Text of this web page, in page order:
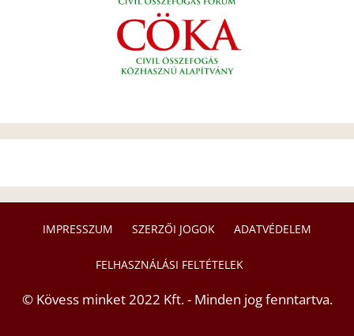
IMPRESSZUM SZERZŐI JOGOK ADATVÉDELEM
FELHASZNÁLÁSI FELTÉTELEK
© Kövess minket 2022 Kft. - Minden jog fenntartva.